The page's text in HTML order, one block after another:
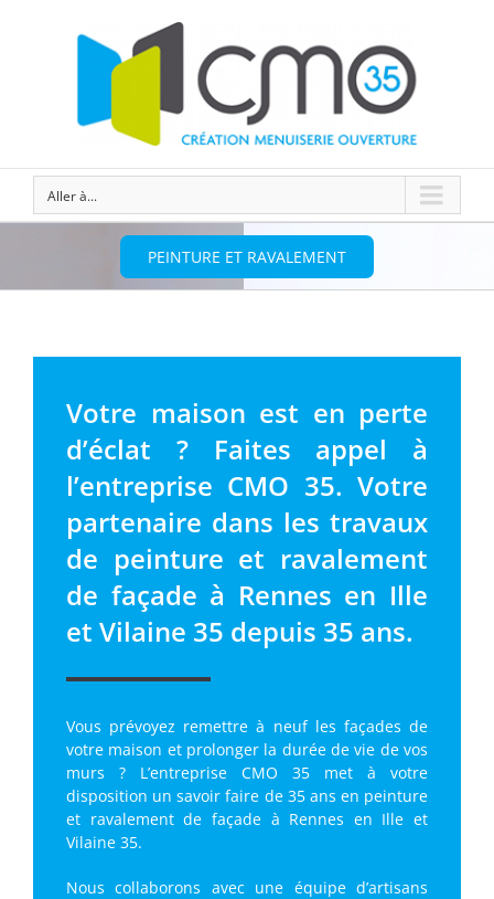
Aller à...
PEINTURE ET RAVALEMENT
Votre maison est en perte
d’éclat ? Faites appel à
l’entreprise CMO 35. Votre
partenaire dans les travaux
de peinture et ravalement
de façade à Rennes en Ille
et Vilaine 35 depuis 35 ans.
Vous prévoyez remettre à neuf les façades de
votre maison et prolonger la durée de vie de vos
murs ? L’entreprise CMO 35 met à votre
disposition un savoir faire de 35 ans en peinture
et ravalement de façade à Rennes en Ille et
Vilaine 35.
Nous collaborons avec une équipe d’artisans